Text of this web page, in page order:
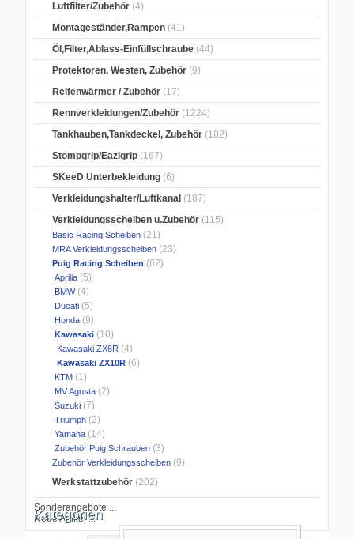
Luftfilter/Zubehör (4)
Montageständer,Rampen (41)
Öl,Filter,Ablass-Einfüllschraube (44)
Protektoren, Westen, Zubehör (9)
Reifenwärmer / Zubehör (17)
Rennverkleidungen/Zubehör (1224)
Tankhauben,Tankdeckel, Zubehör (182)
Stompgrip/Eazigrip (167)
SKeeD Unterbekleidung (6)
Verkleidungshalter/Luftkanal (187)
Verkleidungsscheiben u.Zubehör (115)
Basic Racing Scheiben (21)
MRA Verkleidungsscheiben (23)
Puig Racing Scheiben (62)
Aprilia (5)
BMW(4)
Ducati (5)
Honda (9)
Kawasaki (10)
Kawasaki ZX6R (4)
Kawasaki ZX10R (6)
KTM (1)
MV Agusta (2)
Suzuki (7)
Triumph (2)
Yamaha (14)
Zubehör Puig Schrauben (3)
Zubehör Verkleidungsscheiben (9)
Werkstattzubehör (202)
Sonderangebote ...
Neue Artikel ...
Kategorien